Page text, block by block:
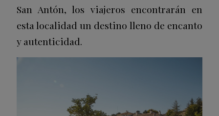
San Antón, los viajeros encontrarán en
esta localidad un destino lleno de encanto
y autenticidad.